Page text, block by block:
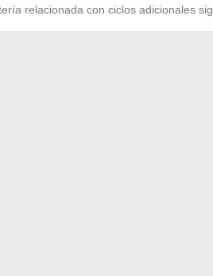
relacionada con ciclos adicionales